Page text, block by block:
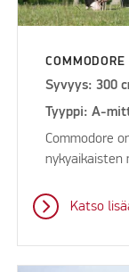
COMMODORE
Syvyys: 300
Tyyppi: A-
Commodore
nykyaikaisten
Katso